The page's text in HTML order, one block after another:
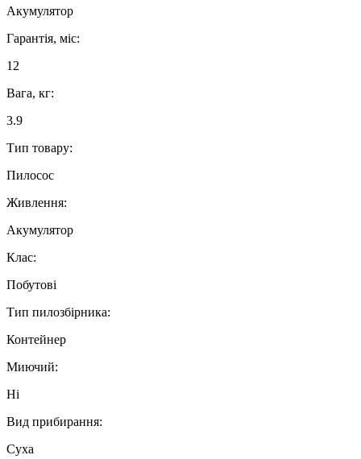
Акумулятор
Гарантія, міс:
12
Вага, кг:
3.9
Тип товару:
Пилосос
Живлення:
Акумулятор
Клас:
Побутові
Тип пилозбірника:
Контейнер
Миючий:
Ні
Вид прибирання:
Суха